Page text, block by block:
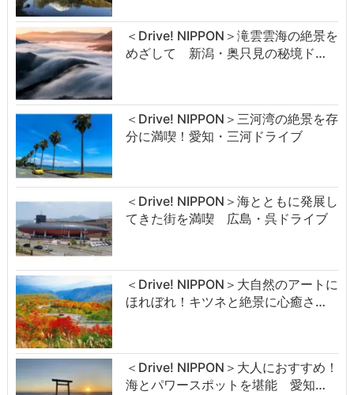
＜Drive! NIPPON＞滝雲雲海の絶景を
めざして 新潟・奥只見の秘境ド…
＜Drive! NIPPON＞三河湾の絶景を存
分に満喫！愛知・三河ドライブ
＜Drive! NIPPON＞海とともに発展し
てきた街を満喫 広島・呉ドライブ
＜Drive! NIPPON＞大自然のアートに
ほれぼれ！キツネと絶景に心癒さ…
＜Drive! NIPPON＞大人におすすめ！
海とパワースポットを堪能 愛知…